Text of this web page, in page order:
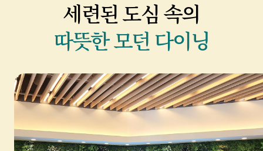
세련된 도심 속의
따뜻한 모던 다이닝